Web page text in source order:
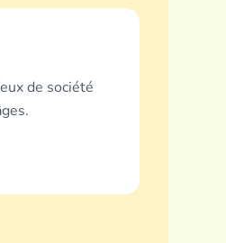
de société